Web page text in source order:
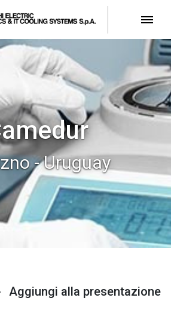
- Uruguay
Aggiungi alla presentazione